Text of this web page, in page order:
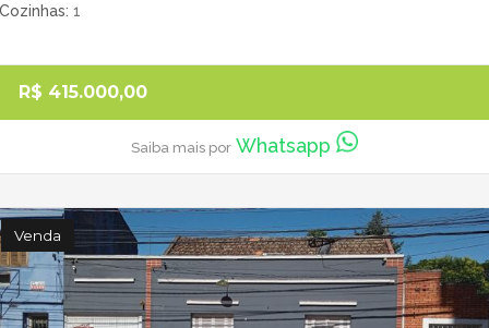
Cozinhas 1
R$ 415.000,00
Saiba mais por Whatsapp
Venda